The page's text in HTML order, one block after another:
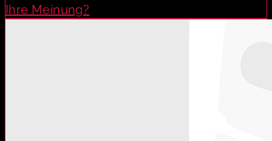
Ihre Meinung?